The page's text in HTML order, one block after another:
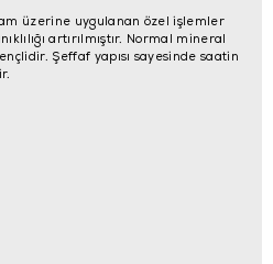
üzerine uygulanan özel işlemler
artırılmıştır. Normal mineral
Şeffaf yapısı sayesinde saatin